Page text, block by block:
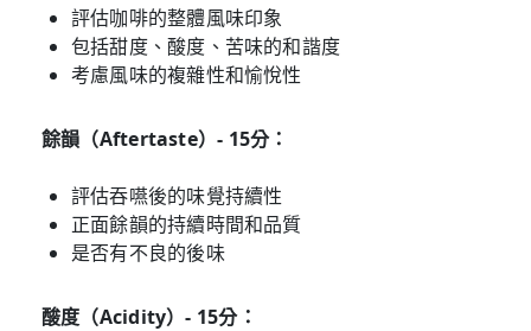
評估咖啡的整體風味印象
包括甜度、酸度、苦味的和諧度
考慮風味的複雜性和愉悅性
餘韻（Aftertaste）- 15分：
評估吞嚥後的味覺持續性
正面餘韻的持續時間和品質
是否有不良的後味
酸度（Acidity）- 15分：